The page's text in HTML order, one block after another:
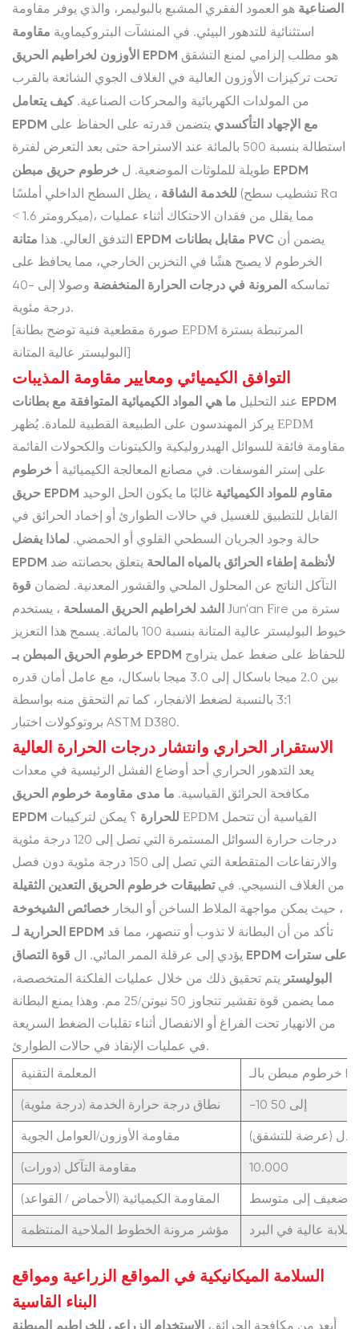
الحراري
وانتشار
درجات
الحرارة
العالية
4
السلامة
الميكانيكية
في
الزراعية
البناء
القاسية
4.1
الأسئلة
الشائعة
عن
المتشددين
الصناعيين
4.2
المراجع
الصناعية هو العمود الفقري المشبع بالبوليمر، والذي يوفر مقاومة
استثنائية للتدهور البيئي. في المنشآت البتروكيماوية مقاومة
الأوزون لخراطيم الحريق EPDM هو مطلب إلزامي لمنع التشقق
تحت تركيزات الأوزون العالية في الغلاف الجوي الشائعة بالقرب
من المولدات الكهربائية والمحركات الصناعية. كيف يتعامل
EPDM مع الإجهاد التأكسدي يتضمن قدرته على الحفاظ على
استطالة بنسبة 500 بالمائة عند الاستراحة حتى بعد التعرض لفترة
طويلة للملوثات الموضعية. ل خرطوم حريق مبطن EPDM
للخدمة الشاقة ، يظل السطح الداخلي أملسًا (تشطيب سطح Ra
< 1.6 ميكرومتر)، مما يقلل من فقدان الاحتكاك أثناء عمليات
التدفق العالي. هذا
متانة EPDM مقابل بطانات PVC يضمن أن
الخرطوم لا يصبح هشًا في التخزين الخارجي، مما يحافظ على
تماسكه
المرونة في درجات الحرارة المنخفضة
وصولا إلى -40
درجة مئوية.
التوافق الكيميائي ومعايير مقاومة المذيبات
عند التحليل ما هي المواد الكيميائية المتوافقة مع بطانات EPDM
يركز المهندسون على الطبيعة القطبية للمادة. يُظهر EPDM
مقاومة فائقة للسوائل الهيدروليكية والكيتونات والكحولات القائمة
على إستر الفوسفات. في مصانع المعالجة الكيميائية أ خرطوم
حريق EPDM مقاوم للمواد الكيميائية غالبًا ما يكون الحل الوحيد
القابل للتطبيق للغسيل في حالات الطوارئ أو إخماد الحرائق في
حالة وجود الجريان السطحي القلوي أو الحمضي. لماذا يفضل
EPDM لأنظمة إطفاء الحرائق بالمياه المالحة يتعلق بحصانته ضد
التآكل الناتج عن المحلول الملحي والقشور المعدنية. لضمان قوة
الشد لخراطيم الحريق المسلحة ، يستخدم Jun'an Fire سترة من
خيوط البوليستر عالية المتانة بنسبة 100 بالمائة. يسمح هذا التعزيز
خرطوم الحريق المبطن بـ EPDM للحفاظ على ضغط عمل يتراوح
بين 2.0 ميجا باسكال إلى 3.0 ميجا باسكال، مع عامل أمان قدره
3:1 بالنسبة لضغط الانفجار، كما تم التحقق منه بواسطة
بروتوكولات اختبار ASTM D380.
الاستقرار الحراري وانتشار درجات الحرارة العالية
يعد التدهور الحراري أحد أوضاع الفشل الرئيسية في معدات
مكافحة الحرائق القياسية. ما مدى مقاومة خرطوم الحريق
EPDM للحرارة ؟ يمكن لتركيبات EPDM القياسية أن تتحمل
درجات حرارة السوائل المستمرة التي تصل إلى 120 درجة مئوية
والارتفاعات المتقطعة التي تصل إلى 150 درجة مئوية دون فصل
من الغلاف النسيجي. فيتطبيقات خرطوم الحريق التعدين الثقيلة
، حيث يمكن مواجهة الملاط الساخن أو البخار خصائص الشيخوخة
الحرارية لـ EPDM تأكد من أن البطانة لا تذوب أو تنصهر، مما قد
يؤدي إلى عرقلة الممر المائي. ال قوة التصاق EPDM على سترات
البوليستر
يتم تحقيق ذلك من خلال عمليات الفلكنة المتخصصة،
مما يضمن قوة تقشير تتجاوز 50 نيوتن/25 مم. وهذا يمنع البطانة
من الانهيار تحت الفراغ أو الانفصال أثناء تقلبات الضغط السريعة
في عمليات الإنقاذ في حالات الطوارئ.
المعلمة التقنية
نطاق درجة حرارة الخدمة (درجة مئوية) -10 إلى 50
مقاومة الأوزون/العوامل الجوية (عرضة للتشقق)
مقاومة التآكل (دورات) 10.000
المقاومة الكيميائية (الأحماض / القواعد) ضعيف إلى متوسط
مؤشر مرونة الخطوط الملاحية المنتظمة صلابة عالية في البرد
السلامة الميكانيكية في المواقع الزراعية ومواقع
البناء القاسية
الاستخدام الزراعي للخراطيم المبطنة